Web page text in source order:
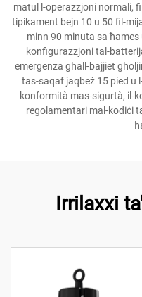
matul l-operazzjoni normali,
tipikament bejn 10 u 50 fil-
minn 90 minuta sa
konfigurazzjoni tal-
emergenza għall-bajjiet
tas-saqaf jaqbeż 15 pied u
konformità mas-sigurtà, il-
regolamentari mal-kodiċi
Irrilaxxi